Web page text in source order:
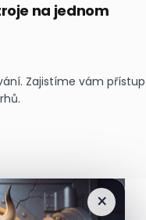
na jednom
Zajistíme vám přístup
×